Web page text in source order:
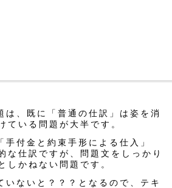
は、既に「普通の仕訳」は姿を消
ている問題が大半です。
手付金と約束手形による仕入」
な仕訳ですが、問題文をしっかり
しかねない問題です。
いないと？？？となるので、テキ